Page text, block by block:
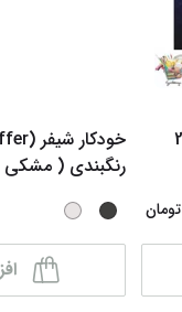
تومان
رنگبندی ( مشکی